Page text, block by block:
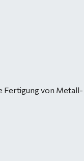
Fertigung von